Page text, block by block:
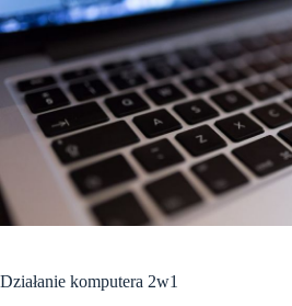
Działanie komputera 2w1